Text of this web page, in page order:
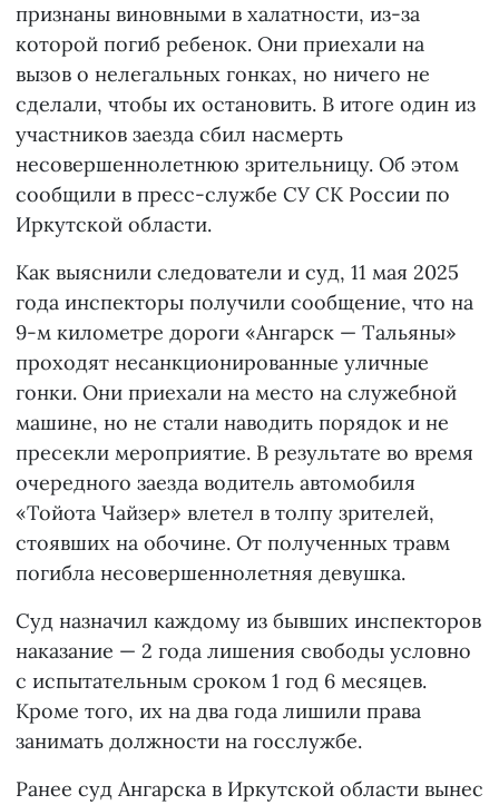
признаны виновными в халатности, из-за
которой погиб ребенок. Они приехали на
вызов о нелегальных гонках, но ничего не
сделали, чтобы их остановить. В итоге один из
участников заезда сбил насмерть
несовершеннолетнюю зрительницу. Об этом
сообщили в пресс-службе СУ СК России по
Иркутской области.
Как выяснили следователи и суд, 11 мая 2025
года инспекторы получили сообщение, что на
9-м километре дороги «Ангарск — Тальяны»
проходят несанкционированные уличные
гонки. Они приехали на место на служебной
машине, но не стали наводить порядок и не
пресекли мероприятие. В результате во время
очередного заезда водитель автомобиля
«Тойота Чайзер» влетел в толпу зрителей,
стоявших на обочине. От полученных травм
погибла несовершеннолетняя девушка.
Суд назначил каждому из бывших инспекторов
наказание — 2 года лишения свободы условно
с испытательным сроком 1 год 6 месяцев.
Кроме того, их на два года лишили права
занимать должности на госслужбе.
Ранее суд Ангарска в Иркутской области вынес